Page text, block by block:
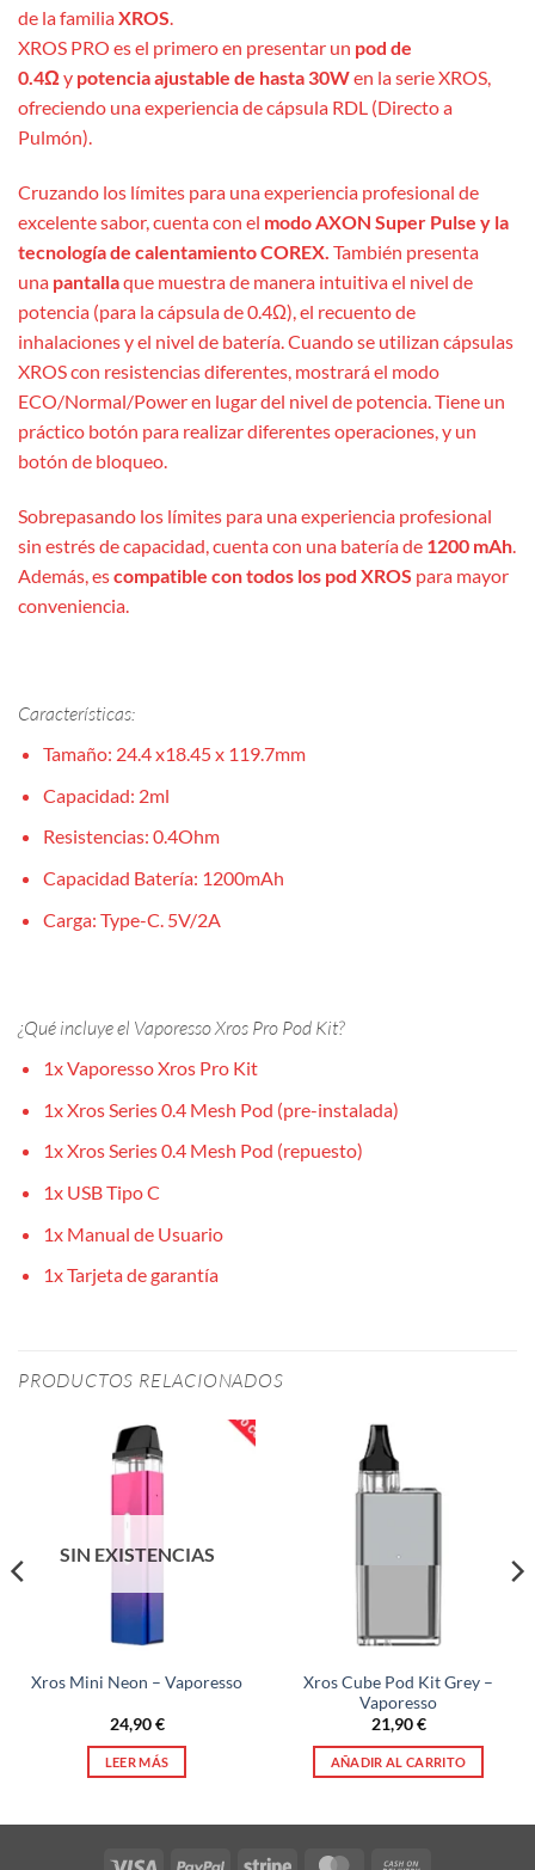
de la familiaXROS.
XROS PRO es el primero en presentar un pod de
0.4Ωy potencia ajustable de hasta 30Wen la serie XROS,
ofreciendo una experiencia de cápsula RDL (Directo a
Pulmón).
Cruzando los límites para una experiencia profesional de
excelente sabor, cuenta con el modo AXON Super Pulse y la
tecnología de calentamiento COREX. También presenta
una pantallaque muestra de manera intuitiva el nivel de
potencia (para la cápsula de 0.4Ω), el recuento de
inhalaciones y el nivel de batería. Cuando se utilizan cápsulas
XROS con resistencias diferentes, mostrará el modo
ECO/Normal/Power en lugar del nivel de potencia. Tiene un
práctico botón para realizar diferentes operaciones, y un
botón de bloqueo.
Sobrepasando los límites para una experiencia profesional
sin estrés de capacidad, cuenta con una batería de 1200 mAh
Además, escompatible con todos los pod XROS para mayor
conveniencia.
Características:
Tamaño: 24.4 x18.45 x 119.7mm
Capacidad: 2ml
Resistencias: 0.4Ohm
Capacidad Batería: 1200mAh
Carga: Type-C. 5V/2A
¿Qué incluye el Vaporesso Xros Pro Pod Kit?
1x Vaporesso Xros Pro Kit
1x Xros Series 0.4 Mesh Pod (pre-instalada)
1x Xros Series 0.4 Mesh Pod (repuesto)
1x USB Tipo C
1x Manual de Usuario
1x Tarjeta de garantía
PRODUCTOS RELACIONADOS
SIN EXISTENCIAS
Xros Mini Neon – Vaporesso
24,90€
LEER MÁS
Xros Cube Pod Kit Grey –
Vaporesso
21,90€
AÑADIR AL CARRITO
Visa PayPal Stripe MasterCard